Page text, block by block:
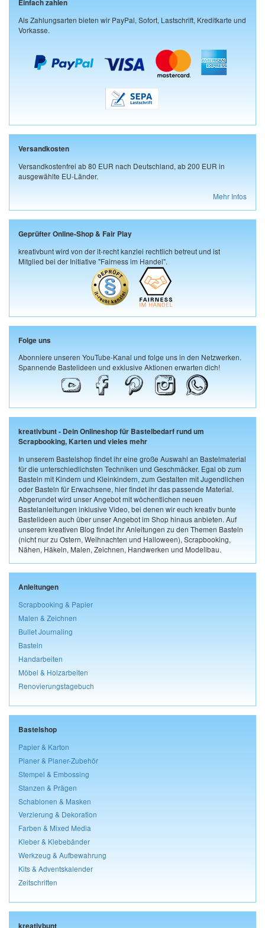
Einfach zahlen
Als Zahlungsarten bieten wir PayPal, Sofort, Lastschrift, Kreditkarte und
Vorkasse.
Versandkosten
Versandkostenfrei ab 80 EUR nach Deutschland, ab 200 EUR in
ausgewählte EU-Länder.
Mehr Infos
Geprüfter Online-Shop & Fair Play
kreativbunt wird von der it-recht kanzlei rechtlich betreut und ist
Mitglied bei der Initiative "Fairness im Handel".
Folge uns
Abonniere unseren YouTube-Kanal und folge uns in den Netzwerken.
Spannende Bastelideen und exklusive Aktionen erwarten dich!
kreativbunt - Dein Onlineshop für Bastelbedarf rund um
Scrapbooking, Karten und vieles mehr
In unserem Bastelshop findet ihr eine große Auswahl an Bastelmaterial
für die unterschiedlichsten Techniken und Geschmäcker. Egal ob zum
Basteln mit Kindern und Kleinkindern, zum Gestalten mit Jugendlichen
oder Basteln für Erwachsene, hier findet ihr das passende Material.
Abgerundet wird unser Angebot mit wöchentlichen neuen
Bastelanleitungen inklusive Video, bei denen wir euch kreativ bunte
Bastelideen auch über unser Angebot im Shop hinaus anbieten. Auf
unserem kreativen Blog findet ihr Anleitungen zu den Themen Basteln
(nicht nur zu Ostern, Weihnachten und Halloween), Scrapbooking,
Nähen, Häkeln, Malen, Zeichnen, Handwerken und Modellbau.
Anleitungen
Scrapbooking & Papier
Malen & Zeichnen
Bullet Journaling
Basteln
Handarbeiten
Möbel & Holzarbeiten
Renovierungstagebuch
Bastelshop
Papier & Karton
Planer & Planer-Zubehör
Stempel & Embossing
Stanzen & Prägen
Schablonen & Masken
Verzierung & Dekoration
Farben & Mixed Media
Kleber & Klebebänder
Werkzeug & Aufbewahrung
Kits & Adventskalender
Zeitschriften